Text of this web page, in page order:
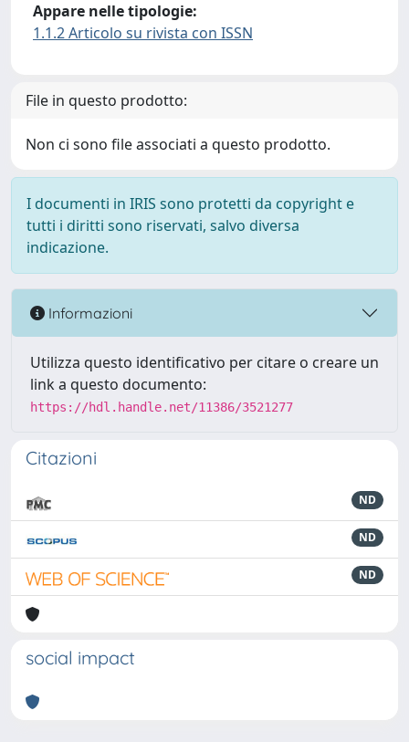
Appare nelle tipologie:
1.1.2 Articolo su rivista con ISSN
File in questo prodotto:
Non ci sono file associati a questo prodotto.
I documenti in IRIS sono protetti da copyright e
tutti i diritti sono riservati, salvo diversa
indicazione.
Informazioni
Utilizza questo identificativo per citare o creare un
link a questo documento:
https://hdl.handle.net/11386/3521277
Citazioni
ND
ND
ND
social impact